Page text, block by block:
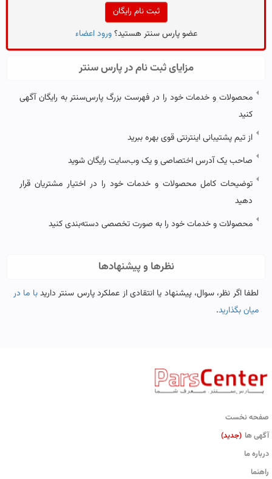
ثبت نام رایگان
عضو پارس سنتر هستید؟ورود اعضاء
مزایای ثبت نام در پارس سنتر
محصولات و خدمات خود را در فهرست بزرگ پارس‌سنتر به رایگان آگهی
کنید
از تیم پشتیبانی اینترنتی قوی بهره ببرید
صاحب یک آدرس اختصاصی و یک وب‌سایت رایگان شوید
توضیحات کامل محصولات و خدمات خود را در اختیار مشتریان قرار
دهید
محصولات و خدمات خود را به صورت تخصصی دسته‌بندی کنید
نظرها و پیشنهادها
لطفا اگر نظر، سوال، پیشنهاد یا انتقادی از عملکرد پارس سنتر داریدبا ما در
میان بگذارید.
صفحه نخست
آگهی ها (جدید)
درباره ما
راهنما